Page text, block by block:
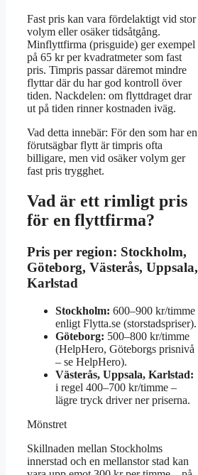
Fast pris kan vara fördelaktigt vid stor
volym eller osäker tidsåtgång.
Minflyttfirma (prisguide) ger exempel
på 65 kr per kvadratmeter som fast
pris. Timpris passar däremot mindre
flyttar där du har god kontroll över
tiden. Nackdelen: om flyttdraget drar
ut på tiden rinner kostnaden iväg.
Vad detta innebär: För den som har en
förutsägbar flytt är timpris ofta
billigare, men vid osäker volym ger
fast pris trygghet.
Vad är ett rimligt pris
för en flyttfirma?
Pris per region: Stockholm,
Göteborg, Västerås, Uppsala,
Karlstad
Stockholm: 600–900 kr/timme
enligt Flytta.se (storstadspriser).
Göteborg: 500–800 kr/timme
(HelpHero, Göteborgs prisnivå
– se HelpHero).
Västerås, Uppsala, Karlstad:
i regel 400–700 kr/timme –
lägre tryck driver ner priserna.
Mönstret
Skillnaden mellan Stockholms
innerstad och en mellanstor stad kan